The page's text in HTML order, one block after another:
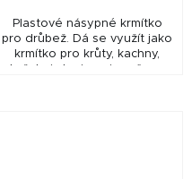
Plastové násypné krmítko
pro drůbež. Dá se využít jako
krmítko pro krůty, kachny,
kuřata i slepice - je určeno